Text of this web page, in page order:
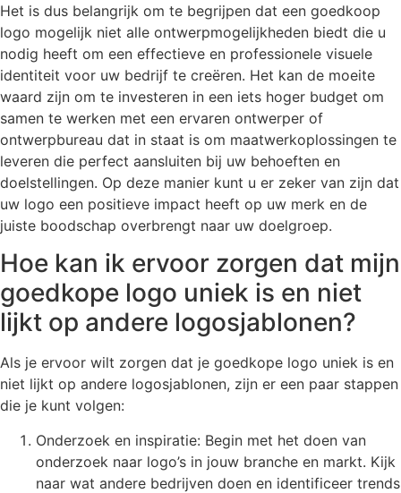
Het is dus belangrijk om te begrijpen dat een goedkoop
logo mogelijk niet alle ontwerpmogelijkheden biedt die u
nodig heeft om een effectieve en professionele visuele
identiteit voor uw bedrijf te creëren. Het kan de moeite
waard zijn om te investeren in een iets hoger budget om
samen te werken met een ervaren ontwerper of
ontwerpbureau dat in staat is om maatwerkoplossingen te
leveren die perfect aansluiten bij uw behoeften en
doelstellingen. Op deze manier kunt u er zeker van zijn dat
uw logo een positieve impact heeft op uw merk en de
juiste boodschap overbrengt naar uw doelgroep.
Hoe kan ik ervoor zorgen dat mijn
goedkope logo uniek is en niet
lijkt op andere logosjablonen?
Als je ervoor wilt zorgen dat je goedkope logo uniek is en
niet lijkt op andere logosjablonen, zijn er een paar stappen
die je kunt volgen:
Onderzoek en inspiratie: Begin met het doen van
onderzoek naar logo’s in jouw branche en markt. Kijk
naar wat andere bedrijven doen en identificeer trends